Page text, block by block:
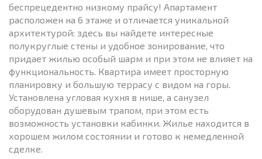
беспрецедентно низкому прайсу! Апартамент
расположен на 6 этаже и отличается уникальной
архитектурой: здесь вы найдете интересные
полукруглые стены и удобное зонирование, что
придает жилью особый шарм и при этом не влияет на
функциональность. Квартира имеет просторную
планировку и большую террасу с видом на горы.
Установлена угловая кухня в нише, а санузел
оборудован душевым трапом, при этом есть
возможность установки кабинки. Жилье находится в
хорошем жилом состоянии и готово к немедленной
сделке.